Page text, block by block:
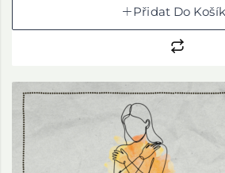
Přidat Do